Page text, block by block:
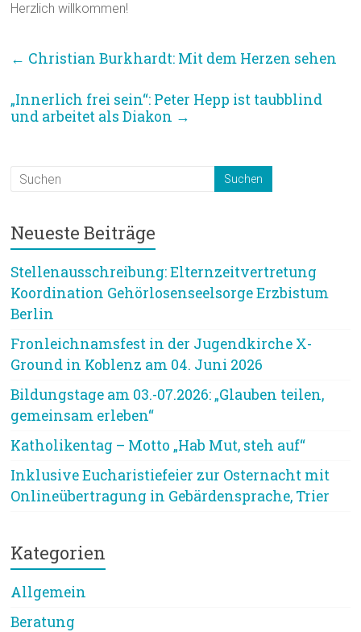
Herzlich willkommen!
← Christian Burkhardt: Mit dem Herzen sehen
„Innerlich frei sein“: Peter Hepp ist taubblind
und arbeitet als Diakon →
Neueste Beiträge
Stellenausschreibung: Elternzeitvertretung
Koordination Gehörlosenseelsorge Erzbistum
Berlin
Fronleichnamsfest in der Jugendkirche X-
Ground in Koblenz am 04. Juni 2026
Bildungstage am 03.-07.2026: „Glauben teilen,
gemeinsam erleben“
Katholikentag – Motto „Hab Mut, steh auf“
Inklusive Eucharistiefeier zur Osternacht mit
Onlineübertragung in Gebärdensprache, Trier
Kategorien
Allgemein
Beratung